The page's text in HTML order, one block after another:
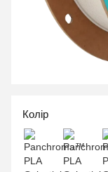
Колір